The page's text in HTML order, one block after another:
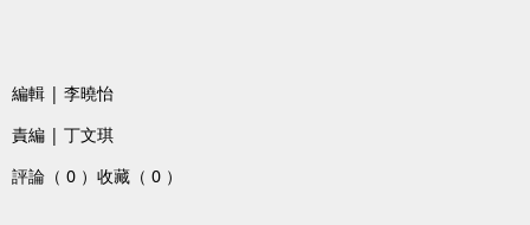
編輯 | 李曉怡
責編 | 丁文琪
評論（ 0 ） 收藏（ 0 ）